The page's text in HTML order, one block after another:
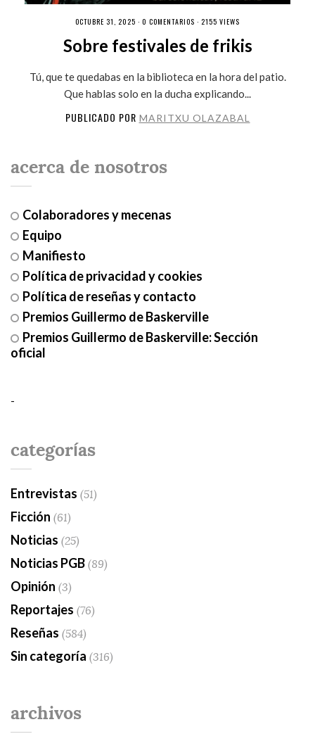
OCTUBRE 31, 2025 · 0 COMENTARIOS · 2155 VIEWS
Sobre festivales de frikis
Tú, que te quedabas en la biblioteca en la hora del patio.
Que hablas solo en la ducha explicando...
PUBLICADO POR MARITXU OLAZABAL
acerca de nosotros
Colaboradores y mecenas
Equipo
Manifiesto
Política de privacidad y cookies
Política de reseñas y contacto
Premios Guillermo de Baskerville
Premios Guillermo de Baskerville: Sección
oficial
-
categorías
Entrevistas (51)
Ficción (61)
Noticias (25)
Noticias PGB(89)
Opinión (3)
Reportajes (76)
Reseñas (584)
Sin categoría (316)
archivos